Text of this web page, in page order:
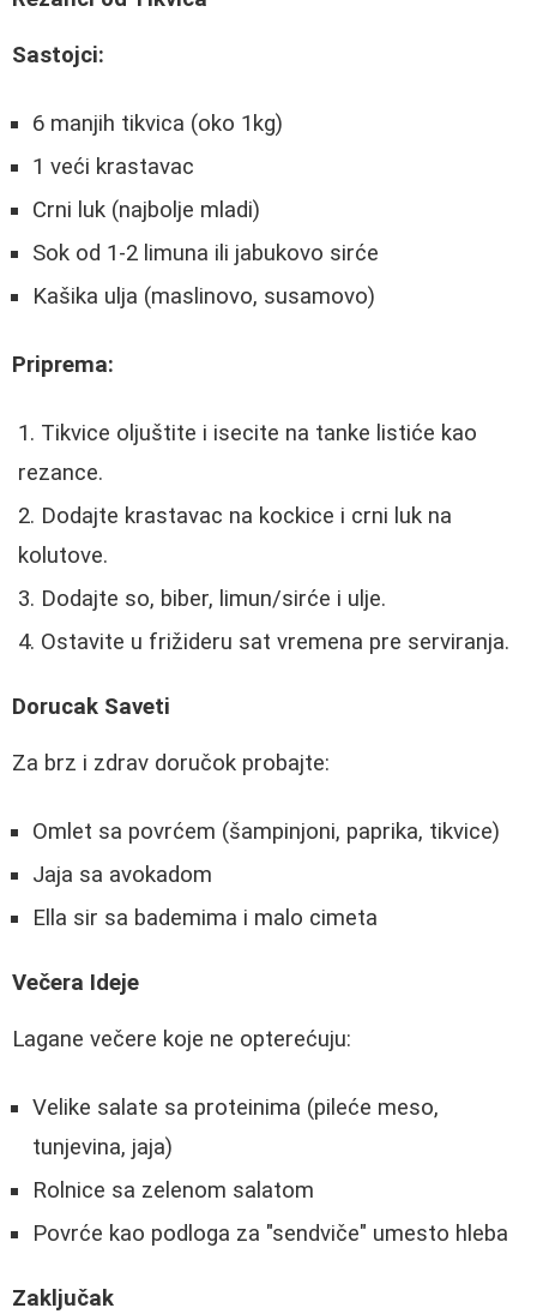
Sastojci:
6 manjih tikvica (oko 1kg)
1 veći krastavac
Crni luk (najbolje mladi)
Sok od 1-2 limuna ili jabukovo sirće
Kašika ulja (maslinovo, susamovo)
Priprema:
Tikvice oljuštite i isecite na tanke listiće kao
rezance.
Dodajte krastavac na kockice i crni luk na
kolutove.
Dodajte so, biber, limun/sirće i ulje.
Ostavite u frižideru sat vremena pre serviranja.
Dorucak Saveti
Za brz i zdrav doručok probajte:
Omlet sa povrćem (šampinjoni, paprika, tikvice)
Jaja sa avokadom
Ella sir sa bademima i malo cimeta
Večera Ideje
Lagane večere koje ne opterećuju:
Velike salate sa proteinima (pileće meso,
tunjevina, jaja)
Rolnice sa zelenom salatom
Povrće kao podloga za "sendviče" umesto hleba
Zaključak